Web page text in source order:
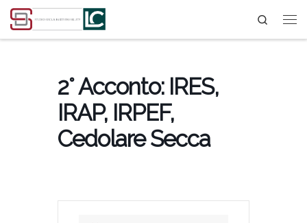
Passa al contenuto Search
2° Acconto: IRES,
IRAP, IRPEF,
Cedolare Secca